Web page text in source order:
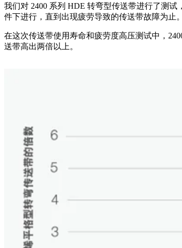
我们对 2400 系列 HDE 转弯型传送带进行了测
件下进行，直到出现疲劳导致的传送带故障为止。
在这次传送带使用寿命和疲劳度高压测试中，
送带高出两倍以上。